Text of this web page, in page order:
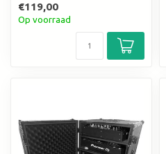
€119,00
Op voorraad